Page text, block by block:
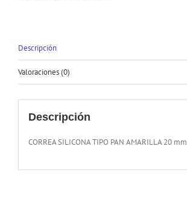
Descripción
Valoraciones (0)
Descripción
CORREA SILICONA TIPO PAN AMARILLA 20 mm